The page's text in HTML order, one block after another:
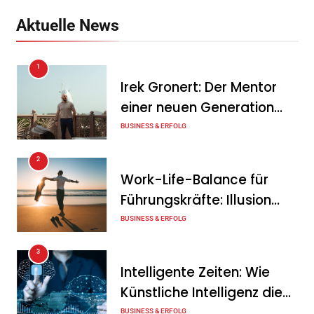
Tanja Schiller
Geschäftsverlauf im
zweiten Quartal
Intersolar-Trend 2026:
Warum Batteriespeicher
zum wichtigsten Baustein
der Energiewende werden
Aktuelle News
1
Irek Gronert: Der Mentor
einer neuen Generation
von Unternehmern
BUSINESS & ERFOLG
2
Work-Life-Balance für
Führungskräfte: Illusion
oder echte Chance?
BUSINESS & ERFOLG
3
Intelligente Zeiten: Wie
Künstliche Intelligenz die
BUSINESS & ERFOLG